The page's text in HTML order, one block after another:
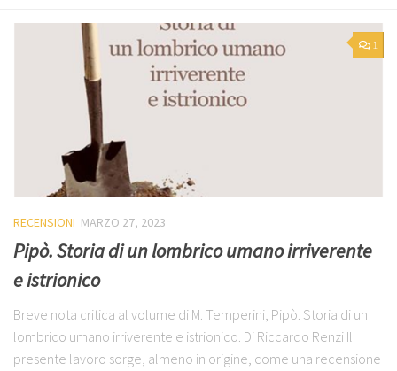
1
RECENSIONI MARZO 27, 2023
Pipò. Storia di un lombrico umano irriverente
e istrionico
Breve nota critica al volume di M. Temperini, Pipò. Storia di un
lombrico umano irriverente e istrionico. Di Riccardo Renzi Il
presente lavoro sorge, almeno in origine, come una recensione